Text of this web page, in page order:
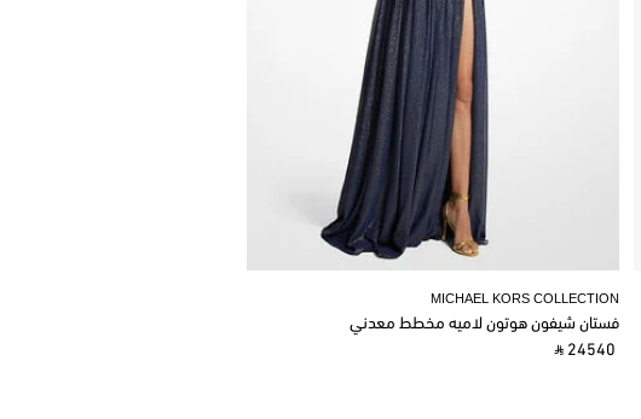
MICHAEL KORS COLLECTION
فستان شيفون هوتون لاميه مخطط معدني
‎ ⃁ 24540 ‎